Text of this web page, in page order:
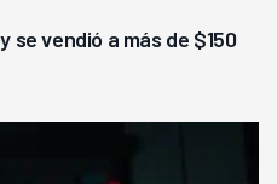
se vendió a más de $150